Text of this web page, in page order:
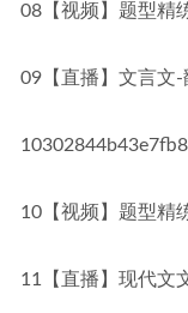
08【视频】题型精
09【直播】文言文
10【视频】题型精
11【直播】现代文